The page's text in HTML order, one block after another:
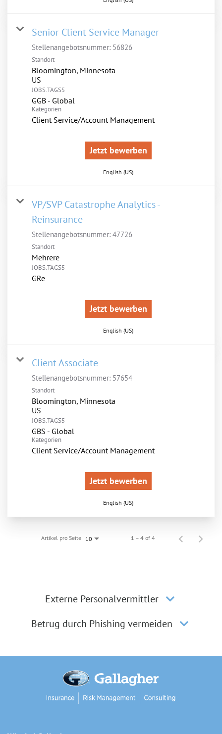
Senior Client Service Manager
Stellenangebotsnummer: 56826
Standort
Bloomington, Minnesota
JOBS.TAGS5
GGB - Global
Kategorien
Client Service/Account Management
Jetzt bewerben
English (US)
VP/SVP Catastrophe Analytics -
Reinsurance
Stellenangebotsnummer: 47726
Standort
Mehrere
JOBS.TAGS5
GRe
Jetzt bewerben
English (US)
Client Associate
Stellenangebotsnummer: 57654
Standort
Bloomington, Minnesota
JOBS.TAGS5
GBS - Global
Kategorien
Client Service/Account Management
Jetzt bewerben
English (US)
Artikel pro Seite 10 1 – 4 of 4
Externe Personalvermittler
Betrug durch Phishing vermeiden